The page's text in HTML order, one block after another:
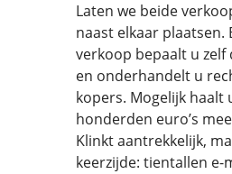
Laten we beide
naast elkaar
verkoop bepaalt u zelf
en onderhandelt u
kopers. Mogelijk haalt
honderden euro’s
Klinkt aantrekkelijk,
keerzijde: tientallen e-